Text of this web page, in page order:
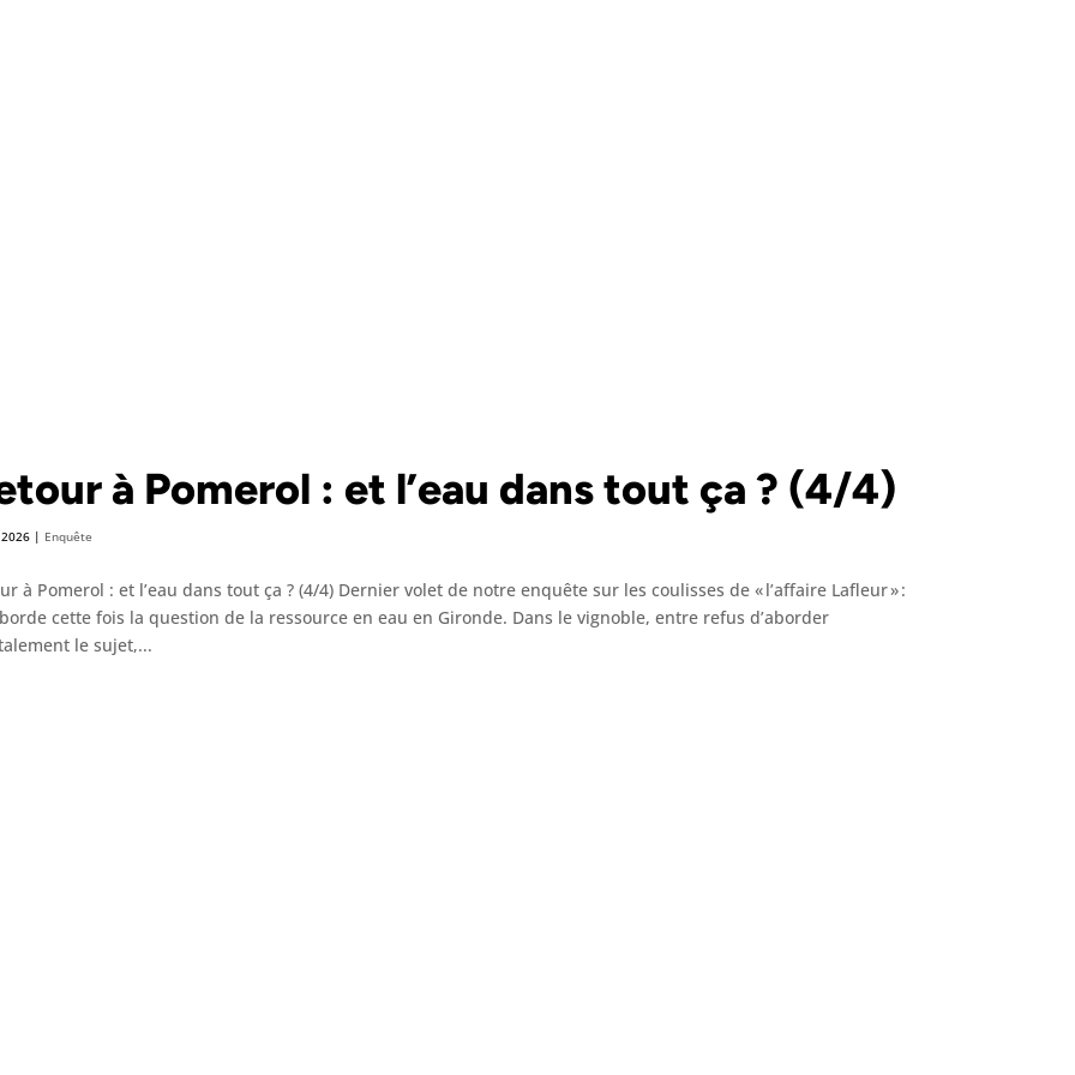
à Pomerol : et l’eau dans tout ça ? (4/4)
| Enquête
à Pomerol : et l’eau dans tout ça ? (4/4) Dernier volet de notre enquête sur les coulisses de « l’affaire Lafleur » :
cette fois la question de la ressource en eau en Gironde. Dans le vignoble, entre refus d’aborder
le sujet,...